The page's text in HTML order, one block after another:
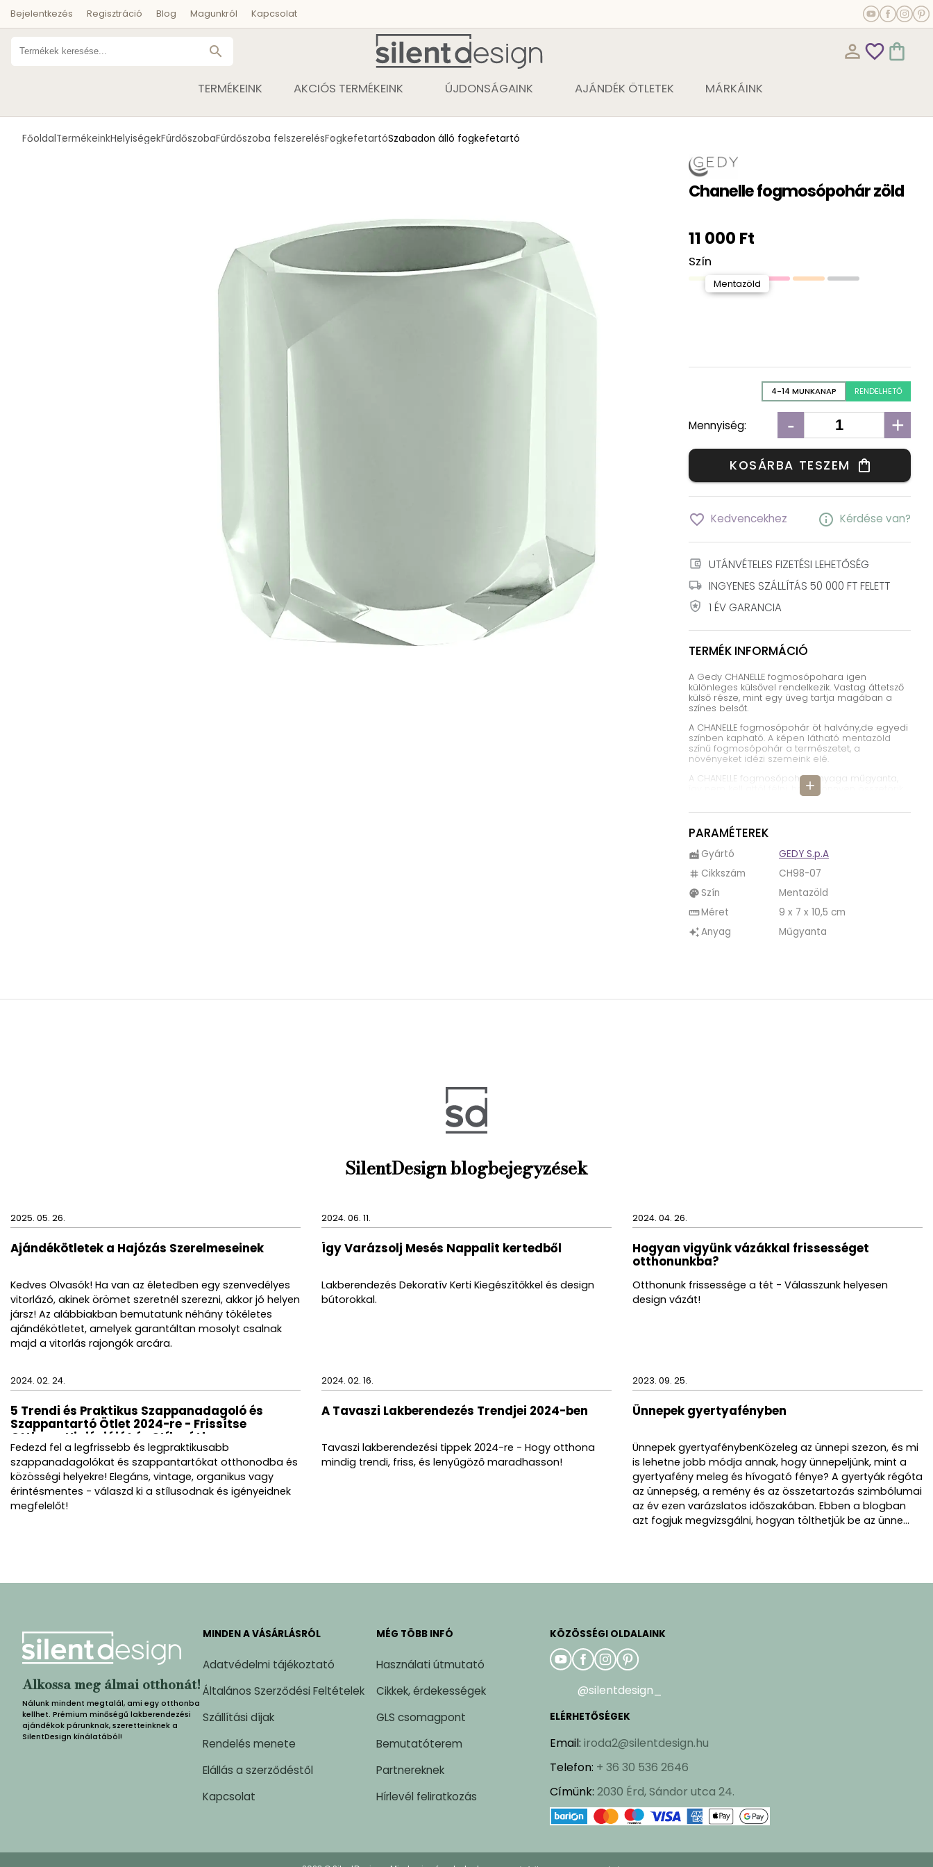
Bejelentkezés Regisztráció Blog Magunkról Kapcsolat
search person_outline favorite_outline shopping_bag
TERMÉKEINK AKCIÓS TERMÉKEINK ÚJDONSÁGAINK AJÁNDÉK ÖTLETEK MÁRKÁINK
FőoldalTermékeinkHelyiségekFürdőszobaFürdőszoba felszerelésFogkefetartóSzabadon álló fogkefetartó
Chanelle fogmosópohár zöld
11 000 Ft
Szín
Mentazöld
4-14 MUNKANAP RENDELHETŐ
Mennyiség: - +
KOSÁRBA TESZEM shopping_bag
favorite_border Kedvencekhez info Kérdése van?
account_balance_wallet UTÁNVÉTELES FIZETÉSI LEHETŐSÉG
local_shipping INGYENES SZÁLLÍTÁS 50 000 FT FELETT
local_police 1 ÉV GARANCIA
TERMÉK INFORMÁCIÓ
add
A Gedy CHANELLE fogmosópohara igen
különleges külsővel rendelkezik. Vastag áttetsző
külső része, mint egy üveg tartja magában a
színes belsőt.
A CHANELLE fogmosópohár öt halvány,de egyedi
színben kapható. A képen látható mentazöld
színű fogmosópohár a természetet, a
növényeket idézi szemeink elé.
A CHANELLE fogmosópohár anyaga műgyanta,
így nem kell attól félni, hogy könnyen összetörik.
Sokáig élvezhetjük szépségét a
fürdőszobánkban.
Tisztítása egyszerű, elég kiöblíteni vízzel.
Akár 5-6 fogkefe is elfér benne, így a CHANELLE
fogmosópohár tökéletes nagyobb családok
számára is.
A CHANELLE termékcsalád minden tagja öt
egyedi színben kapható. Minden fontos
fürdőszobai kiegészítőt megtalálunk a termékei
között. A termékcsalád része egy
fogmosópohár, WC kefe tartó, szappantartó és
szappanadagoló is.
PARAMÉTEREK
factory Gyártó GEDY S.p.A
tag Cikkszám CH98-07
palette Szín Mentazöld
straightenMéret 9 x 7 x 10,5 cm
auto_awesomeAnyag Műgyanta
SilentDesign blogbejegyzések
2025. 05. 26.
Ajándékötletek a Hajózás Szerelmeseinek
Kedves Olvasók! Ha van az életedben egy szenvedélyes
vitorlázó, akinek örömet szeretnél szerezni, akkor jó helyen
jársz! Az alábbiakban bemutatunk néhány tökéletes
ajándékötletet, amelyek garantáltan mosolyt csalnak
majd a vitorlás rajongók arcára.
2024. 06. 11.
Így Varázsolj Mesés Nappalit kertedből
Lakberendezés Dekoratív Kerti Kiegészítőkkel és design
bútorokkal.
2024. 04. 26.
Hogyan vigyünk vázákkal frissességet
otthonunkba?
Otthonunk frissessége a tét - Válasszunk helyesen
design vázát!
2024. 02. 24.
5 Trendi és Praktikus Szappanadagoló és
Szappantartó Ötlet 2024-re - Frissítse
Otthona Higiéniáját és Stílusát!
Fedezd fel a legfrissebb és legpraktikusabb
szappanadagolókat és szappantartókat otthonodba és
közösségi helyekre! Elegáns, vintage, organikus vagy
érintésmentes - válaszd ki a stílusodnak és igényeidnek
megfelelőt!
2024. 02. 16.
A Tavaszi Lakberendezés Trendjei 2024-ben
Tavaszi lakberendezési tippek 2024-re - Hogy otthona
mindig trendi, friss, és lenyűgöző maradhasson!
2023. 09. 25.
Ünnepek gyertyafényben
Ünnepek gyertyafénybenKözeleg az ünnepi szezon, és mi
is lehetne jobb módja annak, hogy ünnepeljünk, mint a
gyertyafény meleg és hívogató fénye? A gyertyák régóta
az ünnepség, a remény és az összetartozás szimbólumai
az év ezen varázslatos időszakában. Ebben a blogban
azt fogjuk megvizsgálni, hogyan tölthetjük be az ünne...
Alkossa meg álmai otthonát!
Nálunk mindent megtalál, ami egy otthonba
kellhet. Prémium minőségű lakberendezési
ajándékok párunknak, szeretteinknek a
SilentDesign kínálatából!
MINDEN A VÁSÁRLÁSRÓL
Adatvédelmi tájékoztató
Általános Szerződési Feltételek
Szállítási díjak
Rendelés menete
Elállás a szerződéstől
Kapcsolat
MÉG TÖBB INFÓ
Használati útmutató
Cikkek, érdekességek
GLS csomagpont
Bemutatóterem
Partnereknek
Hírlevél feliratkozás
KÖZÖSSÉGI OLDALAINK
@silentdesign_
ELÉRHETŐSÉGEK
Email: iroda2@silentdesign.hu
Telefon: + 36 30 536 2646
Címünk: 2030 Érd, Sándor utca 24.